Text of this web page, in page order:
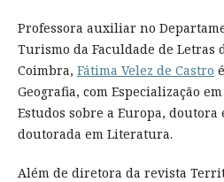
Professora auxiliar no
Turismo da Faculdade de Letras
Coimbra, Fátima Velez de Castro
Geografia, com Especialização
Estudos sobre a Europa, doutora
doutorada em Literatura.
Além de diretora da revista